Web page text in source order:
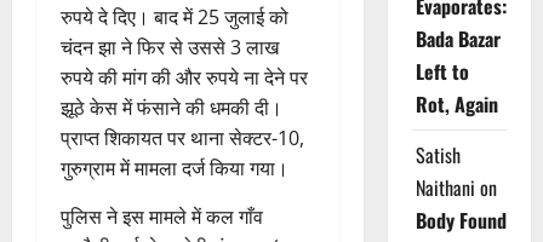
रुपये दे दिए। बाद में 25 जुलाई को
चंदन झा ने फिर से उससे 3 लाख
रुपये की मांग की और रुपये ना देने पर
झूठे केस में फंसाने की धमकी दी।
प्राप्त शिकायत पर थाना सेक्टर-10,
गुरुग्राम में मामला दर्ज किया गया।
पुलिस ने इस मामले में कल गाँव
Evaporates:
Bada Bazar
Left to
Rot, Again
Satish
Naithani on
Body Found